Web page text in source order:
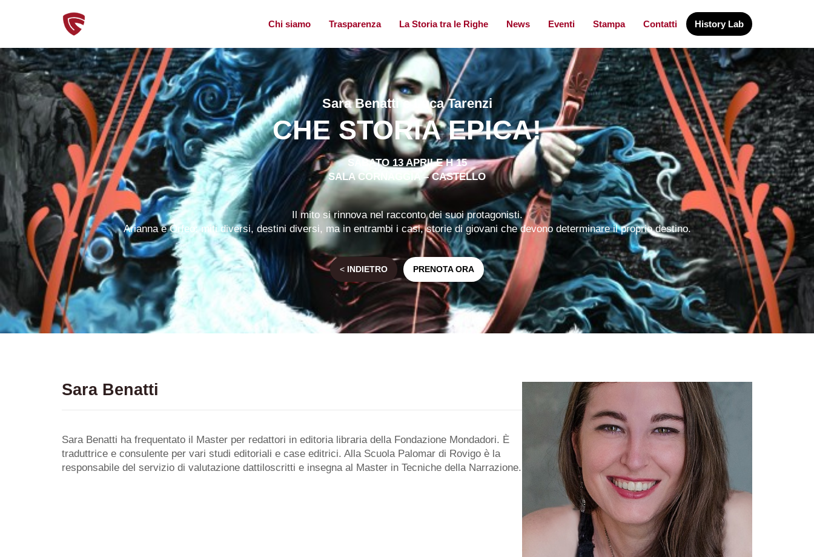
Chi siamo Trasparenza La Storia tra le Righe News Eventi Stampa Contatti History Lab
Sara Benatti e Luca Tarenzi
CHE STORIA EPICA!
SABATO 13 APRILE H 15
SALA CORNAGGIA – CASTELLO
Il mito si rinnova nel racconto dei suoi protagonisti.
Arianna e Orfeo: miti diversi, destini diversi, ma in entrambi i casi, storie di giovani che devono determinare il proprio destino.
< INDIETRO PRENOTA ORA
Sara Benatti
Sara Benatti ha frequentato il Master per redattori in editoria libraria della Fondazione Mondadori. È
traduttrice e consulente per vari studi editoriali e case editrici. Alla Scuola Palomar di Rovigo è la
responsabile del servizio di valutazione dattiloscritti e insegna al Master in Tecniche della Narrazione.